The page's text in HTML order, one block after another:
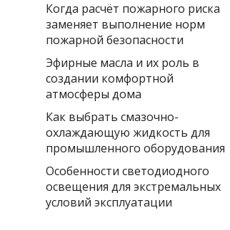
Когда расчёт пожарного риска
заменяет выполнение норм
пожарной безопасности
Эфирные масла и их роль в
создании комфортной
атмосферы дома
Как выбрать смазочно-
охлаждающую жидкость для
промышленного оборудования
Особенности светодиодного
освещения для экстремальных
условий эксплуатации